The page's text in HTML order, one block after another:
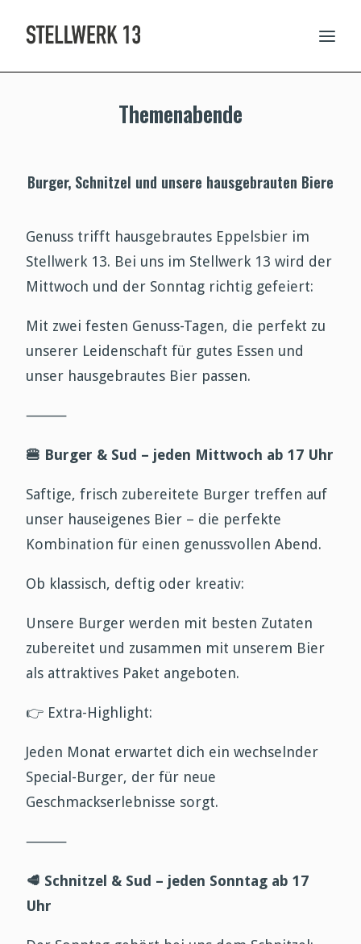
AKTUELLES UND TERMINE
THEMENABENDE
CATERING UND EPPELS
ÜBER UNS
Themenabende
Burger, Schnitzel und unsere hausgebrauten Biere
Genuss trifft hausgebrautes Eppelsbier im
Stellwerk 13. Bei uns im Stellwerk 13 wird der
Mittwoch und der Sonntag richtig gefeiert:
Mit zwei festen Genuss-Tagen, die perfekt zu
unserer Leidenschaft für gutes Essen und
unser hausgebrautes Bier passen.
⸻
🍔 Burger & Sud – jeden Mittwoch ab 17 Uhr
Saftige, frisch zubereitete Burger treffen auf
unser hauseigenes Bier – die perfekte
Kombination für einen genussvollen Abend.
Ob klassisch, deftig oder kreativ:
Unsere Burger werden mit besten Zutaten
zubereitet und zusammen mit unserem Bier
als attraktives Paket angeboten.
👉 Extra-Highlight:
Jeden Monat erwartet dich ein wechselnder
Special-Burger, der für neue
Geschmackserlebnisse sorgt.
⸻
🥩 Schnitzel & Sud – jeden Sonntag ab 17
Uhr